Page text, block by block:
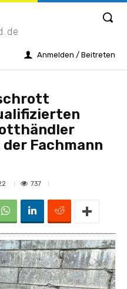
Anmelden / Beitreten
Fachmann
737